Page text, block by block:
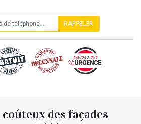
des façades